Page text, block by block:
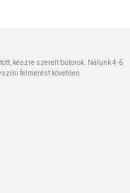
készre szerelt bútorok. Nálunk 4-6
felmérést követően